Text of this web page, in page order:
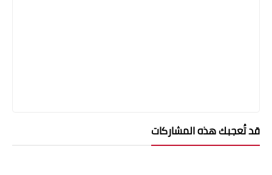
قد تُعجبك هذه المشاركات